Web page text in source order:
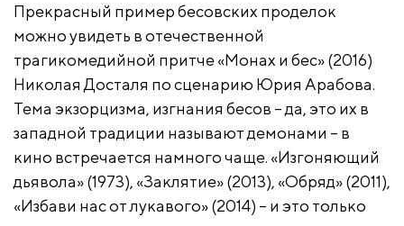
Прекрасный пример бесовских проделок
можно увидеть в отечественной
трагикомедийной притче «Монах и бес» (2016)
Николая Досталя по сценарию Юрия Арабова.
Тема экзорцизма, изгнания бесов – да, это их в
западной традиции называют демонами – в
кино встречается намного чаще. «Изгоняющий
дьявола» (1973), «Заклятие» (2013), «Обряд» (2011),
«Избави нас от лукавого» (2014) – и это только